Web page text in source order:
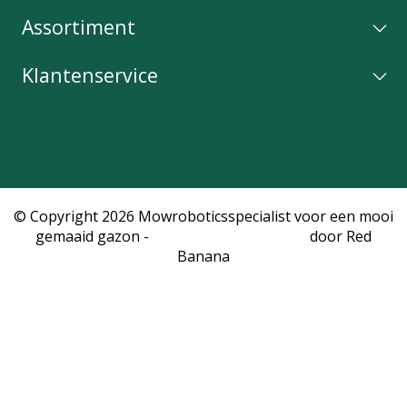
Assortiment
Klantenservice
© Copyright 2026 Mowroboticsspecialist voor een mooi
gemaaid gazon -
door Red
Banana